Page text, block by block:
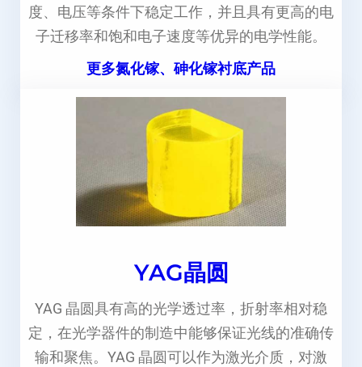
度、电压等条件下稳定工作，并且具有更高的电
子迁移率和饱和电子速度等优异的电学性能。
更多氮化镓、砷化镓衬底产品
YAG晶圆
YAG 晶圆具有高的光学透过率，折射率相对稳
定，在光学器件的制造中能够保证光线的准确传
输和聚焦。YAG 晶圆可以作为激光介质，对激